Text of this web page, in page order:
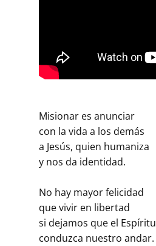
Misionar es anunciar
con la vida a los demás
a Jesús, quien humaniza
y nos da identidad.
No hay mayor felicidad
que vivir en libertad
si dejamos que el Espíritu
conduzca nuestro andar.